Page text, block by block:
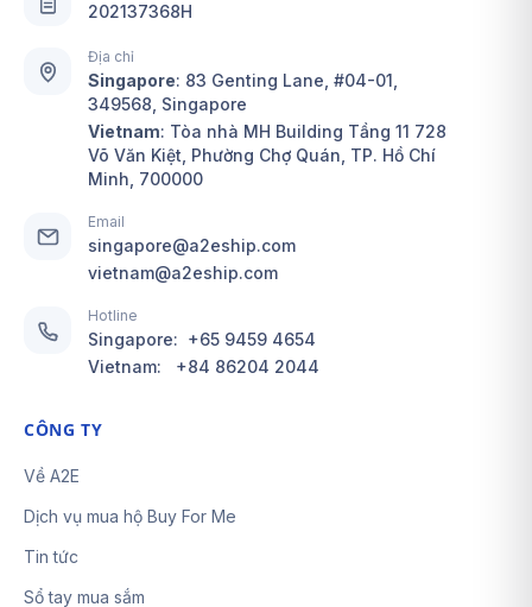
202137368H
Địa chỉ
Singapore: 83 Genting Lane, #04-01,
349568, Singapore
Vietnam: Tòa nhà MH Building Tầng 11 728
Võ Văn Kiệt, Phường Chợ Quán, TP. Hồ Chí
Minh, 700000
Email
singapore@a2eship.com
vietnam@a2eship.com
Hotline
Singapore: +65 9459 4654
Vietnam: +84 86204 2044
CÔNG TY
Về A2E
Dịch vụ mua hộ Buy For Me
Tin tức
Sổ tay mua sắm